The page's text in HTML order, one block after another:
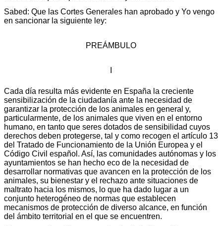
Sabed: Que las Cortes Generales han aprobado y Yo vengo
en sancionar la siguiente ley:
PREÁMBULO
Cada día resulta más evidente en España la creciente
sensibilización de la ciudadanía ante la necesidad de
garantizar la protección de los animales en general y,
particularmente, de los animales que viven en el entorno
humano, en tanto que seres dotados de sensibilidad cuyos
derechos deben protegerse, tal y como recogen el artículo 13
del Tratado de Funcionamiento de la Unión Europea y el
Código Civil español. Así, las comunidades autónomas y los
ayuntamientos se han hecho eco de la necesidad de
desarrollar normativas que avancen en la protección de los
animales, su bienestar y el rechazo ante situaciones de
maltrato hacia los mismos, lo que ha dado lugar a un
conjunto heterogéneo de normas que establecen
mecanismos de protección de diverso alcance, en función
del ámbito territorial en el que se encuentren.